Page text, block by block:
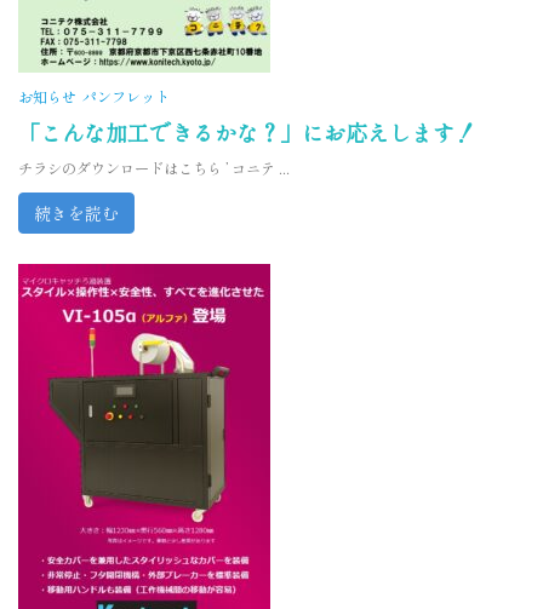
お知らせ パンフレット
「こんな加工できるかな？」にお応えします！
チラシのダウンロードはこちら ’ コニテ ...
続きを読む